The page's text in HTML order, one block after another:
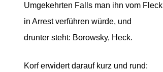
Umgekehrten Falls man ihn vom Fleck
in Arrest verführen würde, und
drunter steht: Borowsky, Heck.
Korf erwidert darauf kurz und rund: